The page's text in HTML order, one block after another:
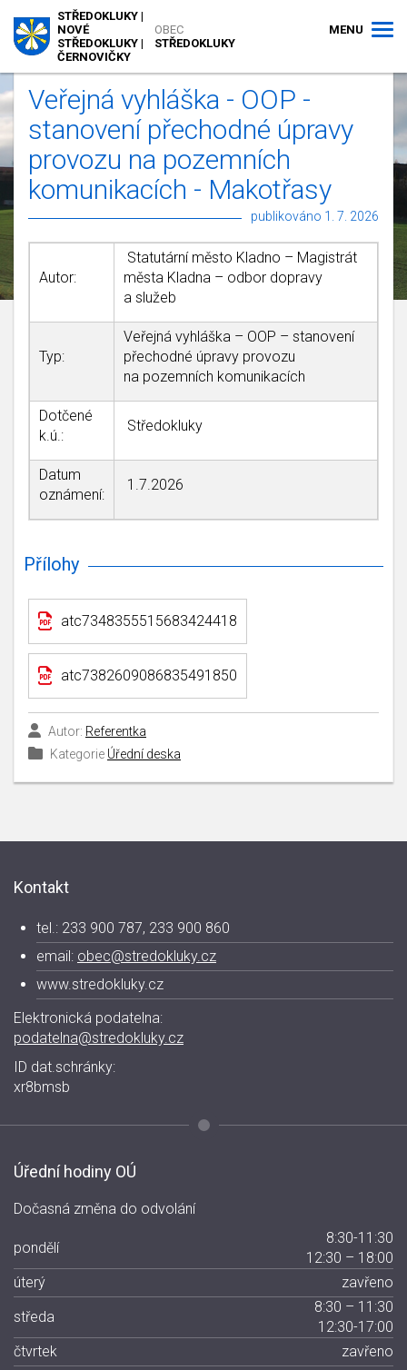
OBEC
STŘEDOKLUKY
STŘEDOKLUKY |
NOVÉ
STŘEDOKLUKY |
ČERNOVIČKY
MENU
Veřejná vyhláška - OOP -
stanovení přechodné úpravy
provozu na pozemních
komunikacích - Makotřasy
publikováno 1. 7. 2026
Autor:
Statutární město Kladno – Magistrát
města Kladna – odbor dopravy
a služeb
Typ:
Veřejná vyhláška – OOP – stanovení
přechodné úpravy provozu
na pozemních komunikacích
Dotčené
k.ú.:
Středokluky
Datum
oznámení:
1.7.2026
Přílohy
atc7348355515683424418
atc7382609086835491850
Autor: Referentka
Kategorie Úřední deska
Kontakt
tel.: 233 900 787, 233 900 860
email: obec@stredokluky.cz
www.stredokluky.cz
Elektronická podatelna:
podatelna@stredokluky.cz
ID dat.schránky:
xr8bmsb
Úřední hodiny OÚ
Dočasná změna do odvolání
pondělí
8:30-11:30
12:30 – 18:00
úterý
zavřeno
středa
8:30 – 11:30
12:30-17:00
čtvrtek
zavřeno